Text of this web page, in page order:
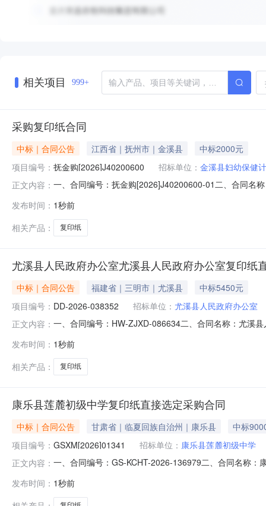
相关项目 999+
采购复印纸合同
中标｜合同公告 江西省｜抚州市｜金溪县
中标2000元
项目编号： 抚金购[2026]J40200600 招标单位： 金溪县妇幼保健
正文内容： 一、合同编号：抚金购[2026]J40200600-01二、合同名
主要信息主要标的名称：复印纸规格型号（或服务要求
发布时间： 1秒前
相关产品：
复印纸
尤溪县人民政府办公室尤溪县人民政府办公室复印纸
中标｜合同公告 福建省｜三明市｜尤溪县
中标5450元
项目编号： DD-2026-038352 招标单位： 尤溪县人民政府办公室
正文内容： 一、合同编号：HW-ZJXD-086634二、合同名称：尤溪
省三明市尤溪县城关镇水东新城锦鸿佳园1号楼507室联
发布时间： 1秒前
相关产品：
复印纸
康乐县莲麓初级中学复印纸直接选定采购合同
中标｜合同公告 甘肃省｜临夏回族自治州｜康乐县
中标
项目编号： GSXM[2026]01341 招标单位： 康乐县莲麓初级中学
正文内容： 一、合同编号：GS-KCHT-2026-136979二、合同名称
临夏回族自治州康乐县附城镇城东新区康乐花园A区
发布时间： 1秒前